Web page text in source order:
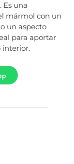
una
mármol con un
un aspecto
para aportar
interior.